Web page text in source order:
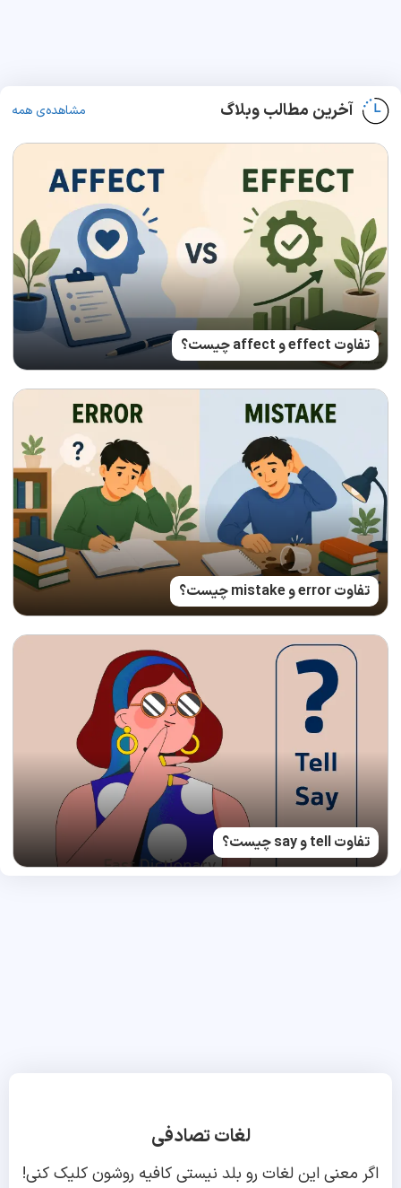
آخرین مطالب وبلاگ مشاهده‌ی همه
تفاوت effect و affect چیست؟
تفاوت error و mistake چیست؟
تفاوت tell و say چیست؟
لغات تصادفی
اگر معنی این لغات رو بلد نیستی کافیه روشون کلیک کنی!